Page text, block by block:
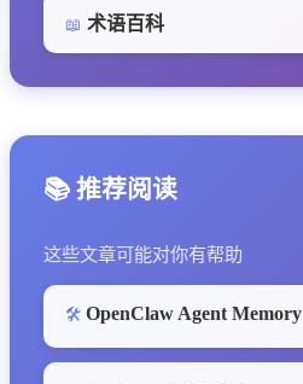
📖 术语百科
📚 推荐阅读
这些文章可能对你有帮助
🛠️ OpenClaw Agent Memory